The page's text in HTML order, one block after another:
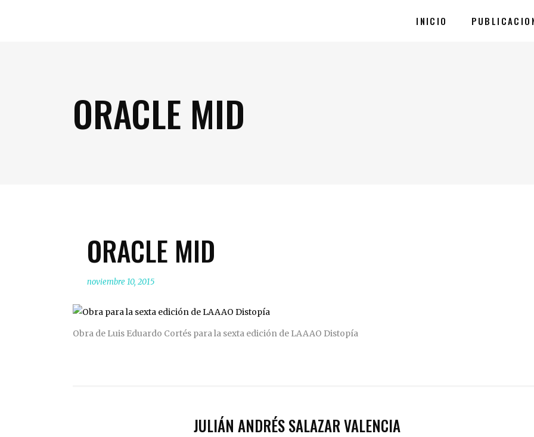
INICIO
ORACLE MID
ORACLE MID
noviembre 10, 2015
Obra de Luis Eduardo Cortés para la sexta edición de LAAAO Distopía
JULIÁN ANDRÉS SALAZAR VALENCIA